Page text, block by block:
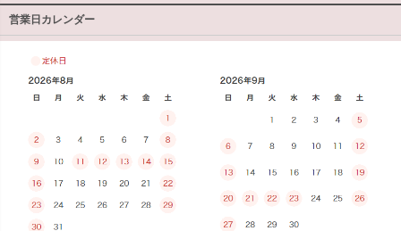
営業日カレンダー